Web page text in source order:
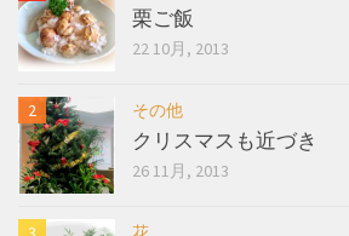
栗ご飯
22 10月, 2013
その他
クリスマスも近づき
26 11月, 2013